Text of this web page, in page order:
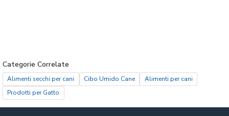
Categorie Correlate
Alimenti secchi per cani Cibo Umido Cane
Alimenti per cani
Prodotti per Gatto